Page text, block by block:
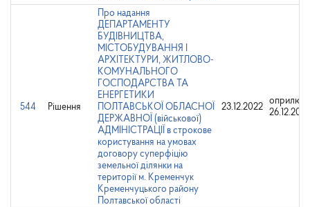
544 Рішення
Про надання
ДЕПАРТАМЕНТУ
БУДІВНИЦТВА,
МІСТОБУДУВАННЯ І
АРХІТЕКТУРИ, ЖИТЛОВО-
КОМУНАЛЬНОГО
ГОСПОДАРСТВА ТА
ЕНЕРГЕТИКИ
ПОЛТАВСЬКОЇ ОБЛАСНОЇ
ДЕРЖАВНОЇ (військової)
АДМІНІСТРАЦІЇ в строкове
користування на умовах
договору суперфіцію
земельної ділянки на
території м. Кременчук
Кременчуцького району
Полтавської області
23.12.2022
26.12.2022